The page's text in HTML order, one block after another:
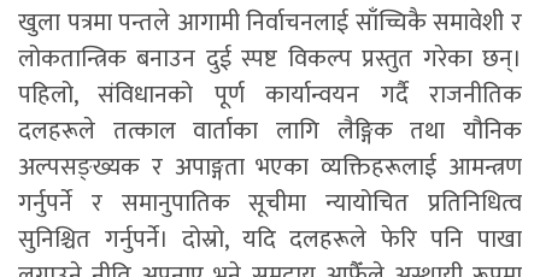
खुला पत्रमा पन्तले आगामी निर्वाचनलाई साँच्चिकै समावेशी र
लोकतान्त्रिक बनाउन दुई स्पष्ट विकल्प प्रस्तुत गरेका छन्।
पहिलो, संविधानको पूर्ण कार्यान्वयन गर्दै राजनीतिक
दलहरूले तत्काल वार्ताका लागि लैङ्गिक तथा यौनिक
अल्पसङ्ख्यक र अपाङ्गता भएका व्यक्तिहरूलाई आमन्त्रण
गर्नुपर्ने र समानुपातिक सूचीमा न्यायोचित प्रतिनिधित्व
सुनिश्चित गर्नुपर्ने। दोस्रो, यदि दलहरूले फेरि पनि पाखा